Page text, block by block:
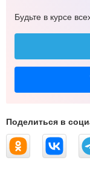
Будьте в курсе
Поделиться в